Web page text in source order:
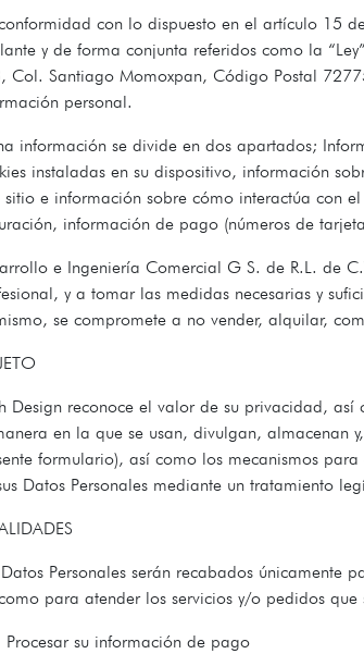
con lo dispuesto en el artículo 15
y de forma conjunta referidos como la
Col. Santiago Momoxpan, Código Postal
personal.
información se divide en dos apartados;
instaladas en su dispositivo, información
sitio e información sobre cómo interactúa con
información de pago (números de
e Ingeniería Comercial G S. de R.L. de
y a tomar las medidas necesarias y
se compromete a no vender, alquilar,
Design reconoce el valor de su privacidad,
en la que se usan, divulgan, almacenan
formulario), así como los mecanismos
Datos Personales mediante un tratamiento
Datos Personales serán recabados únicamente
para atender los servicios y/o pedidos que
Procesar su información de pago